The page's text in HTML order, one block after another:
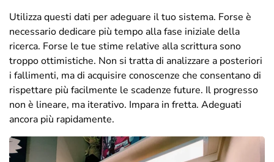
Utilizza questi dati per adeguare il tuo sistema. Forse è
necessario dedicare più tempo alla fase iniziale della
ricerca. Forse le tue stime relative alla scrittura sono
troppo ottimistiche. Non si tratta di analizzare a posteriori
i fallimenti, ma di acquisire conoscenze che consentano di
rispettare più facilmente le scadenze future. Il progresso
non è lineare, ma iterativo. Impara in fretta. Adeguati
ancora più rapidamente.